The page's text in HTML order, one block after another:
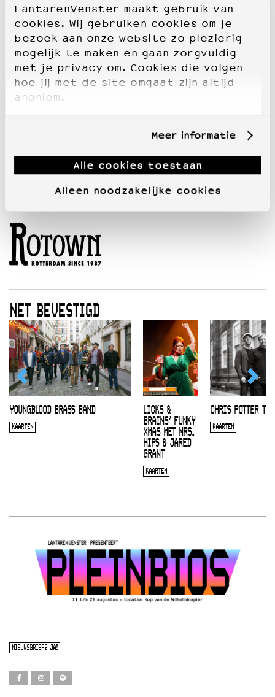
LantarenVenster maakt gebruik van
cookies. Wij gebruiken cookies om je
bezoek aan onze website zo plezierig
mogelijk te maken en gaan zorgvuldig
met je privacy om. Cookies die volgen
hoe jij met de site omgaat zijn altijd
anoniem.
Meer informatie
Alle cookies toestaan
Alleen noodzakelijke cookies
NET BEVESTIGD
YOUNGBLOOD BRASS BAND
KAARTEN
LICKS &
BRAINS’ FUNKY
XMAS MET MRS.
HIPS & JARED
GRANT
KAARTEN
CHRIS POTTER
KAARTEN
NIEUWSBRIEF? JA!